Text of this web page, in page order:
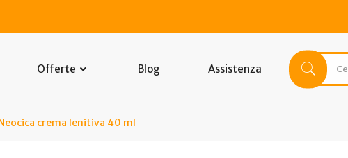
Offerte Blog Assistenza
crema lenitiva 40 ml